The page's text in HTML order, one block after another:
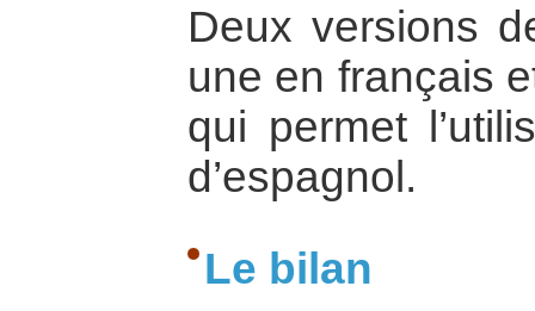
Deux versions
une en français
qui permet
d’espagnol.
Le bilan